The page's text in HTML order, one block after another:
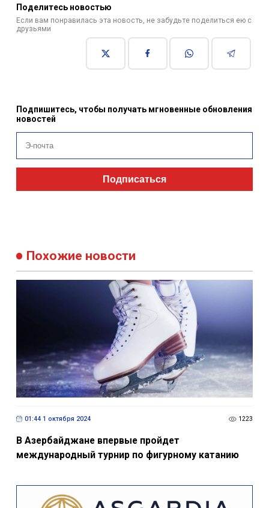
Поделитесь новостью
Если вам понравилась эта новость, не забудьте поделиться ею с
друзьями
Подпишитесь, чтобы получать мгновенные обновления
новостей
Подписаться
Похожие новости
01:44 1 октября 2024 1223
В Азербайджане впервые пройдет
международный турнир по фигурному катанию